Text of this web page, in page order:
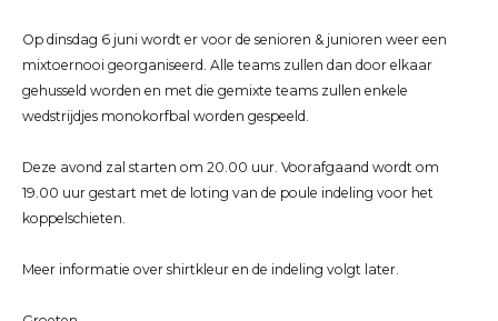
Op dinsdag 6 juni wordt er voor de senioren & junioren weer een
mixtoernooi georganiseerd. Alle teams zullen dan door elkaar
gehusseld worden en met die gemixte teams zullen enkele
wedstrijdjes monokorfbal worden gespeeld.
Deze avond zal starten om 20.00 uur. Voorafgaand wordt om
19.00 uur gestart met de loting van de poule indeling voor het
koppelschieten.
Meer informatie over shirtkleur en de indeling volgt later.